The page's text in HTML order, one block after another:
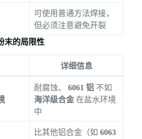
可使用普通方法焊接，
但必须注意避免开裂
末的局限性
详细信息
耐腐蚀、 6061 铝不如
海洋级合金在盐水环境
中
比其他铝合金（如 6063